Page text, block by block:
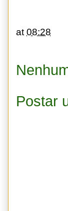
at08:28
Postar